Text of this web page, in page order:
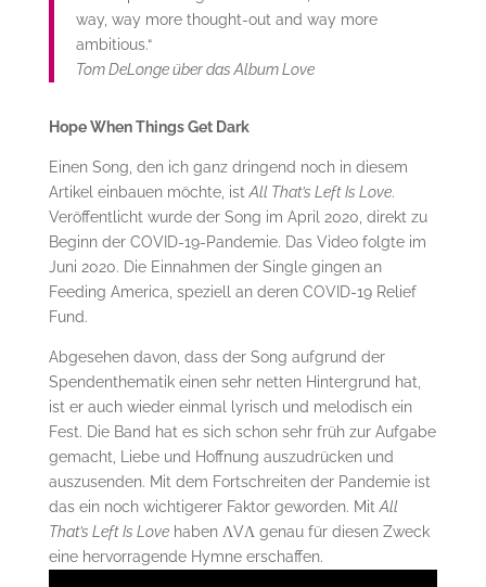
way, way more thought-out and way more
ambitious.“
Tom DeLonge über das AlbumLove
Hope When Things Get Dark
Einen Song, den ich ganz dringend noch in diesem
Artikel einbauen möchte, istAll That’s Left Is Love.
Veröffentlicht wurde der Song im April 2020, direkt zu
Beginn der COVID-19-Pandemie. Das Video folgte im
Juni 2020. Die Einnahmen der Single gingen an
Feeding America, speziell an deren COVID-19 Relief
Fund.
Abgesehen davon, dass der Song aufgrund der
Spendenthematik einen sehr netten Hintergrund hat,
ist er auch wieder einmal lyrisch und melodisch ein
Fest. Die Band hat es sich schon sehr früh zur Aufgabe
gemacht, Liebe und Hoffnung auszudrücken und
auszusenden. Mit dem Fortschreiten der Pandemie ist
das ein noch wichtigerer Faktor geworden. MitAll
That’s Left Is Lovehaben ΛVΛ genau für diesen Zweck
eine hervorragende Hymne erschaffen.